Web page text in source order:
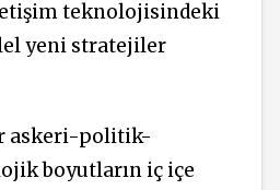
teknolojisindeki
yeni stratejiler
askeri-politik-
boyutların iç içe